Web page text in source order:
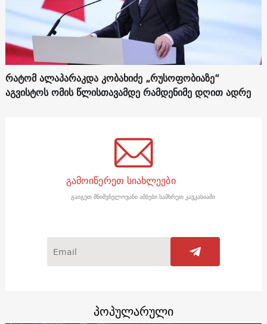
რატომ ალაპარაკდა კობახიძე „რუსოფობიაზე“
აგვისტოს ომის წლისთავამდე რამდენიმე დღით ადრე
გამოიწერეთ სიახლეები
გაიგეთ მნიშვნელოვანი ამბები სამხრეთ კავკასიაში
პოპულარული